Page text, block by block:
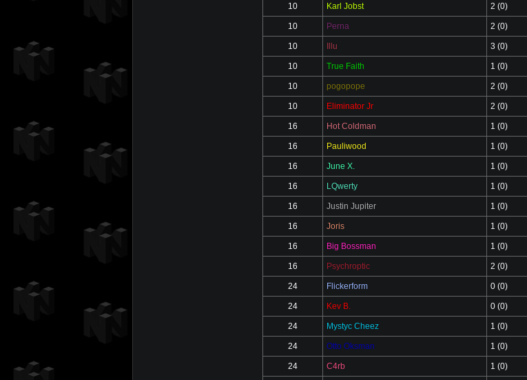
10 Karl Jobst 2 (0)
10 Perna 2 (0)
10 Illu 3 (0)
10 True Faith 1 (0)
10 pogopope 2 (0)
10 Eliminator Jr 2 (0)
16 Hot Coldman 1 (0)
16 Pauliwood 1 (0)
16 June X. 1 (0)
16 LQwerty 1 (0)
16 Justin Jupiter 1 (0)
16 Joris 1 (0)
16 Big Bossman 1 (0)
16 Psychroptic 2 (0)
24 Flickerform 0 (0)
24 Kev B. 0 (0)
24 Mystyc Cheez 1 (0)
24 Otto Oksman 1 (0)
24 C4rb 1 (0)